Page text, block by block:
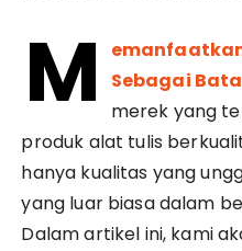
M
Sebagai
merek yang
produk alat tulis
hanya kualitas yang
yang luar biasa dalam
Dalam artikel ini, kami